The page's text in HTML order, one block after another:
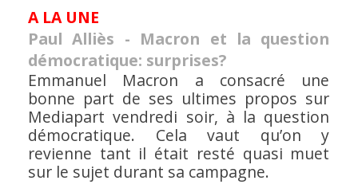
A LA UNE
Paul Alliès - Macron et la question
démocratique: surprises?
Emmanuel Macron a consacré une
bonne part de ses ultimes propos sur
Mediapart vendredi soir, à la question
démocratique. Cela vaut qu’on y
revienne tant il était resté quasi muet
sur le sujet durant sa campagne.